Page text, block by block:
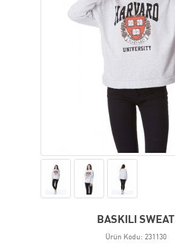
BASKILI SWEAT
Ürün Kodu: 231130